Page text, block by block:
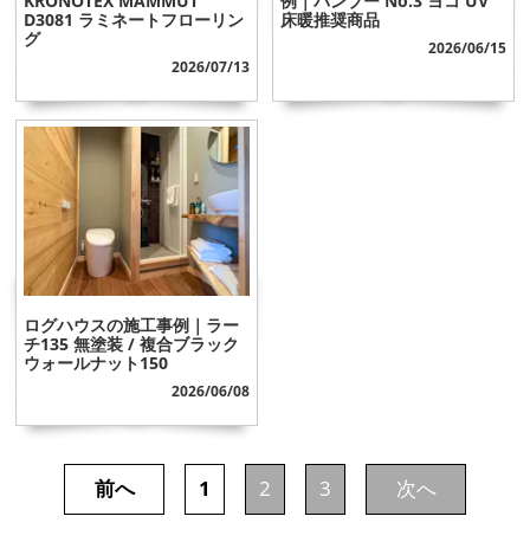
D3081 ラミネートフローリン
グ
2026/07/13
床暖推奨商品
2026/06/15
ログハウスの施工事例｜ラー
チ135 無塗装 / 複合ブラック
ウォールナット150
2026/06/08
前へ 1 2 3 次へ